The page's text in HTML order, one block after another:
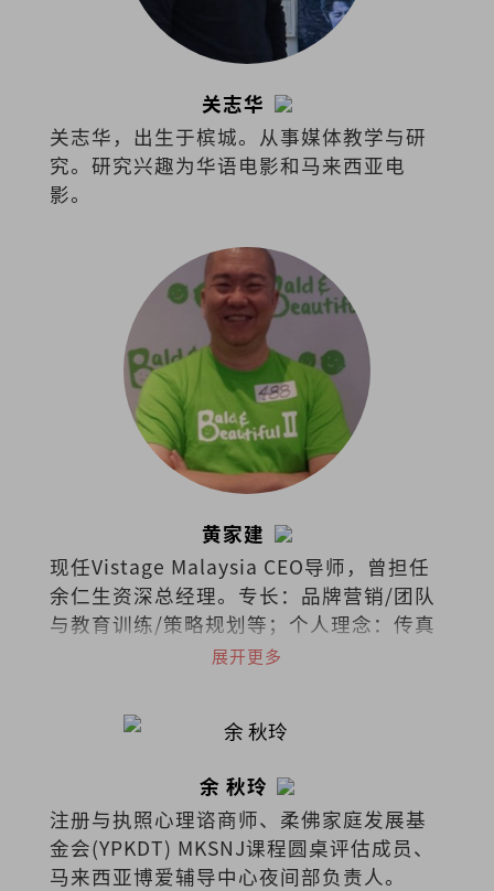
关志华
关志华，出生于槟城。从事媒体教学与研
究。研究兴趣为华语电影和马来西亚电
影。
黄家建
现任Vistage Malaysia CEO导师，曾担任
余仁生资深总经理。专长：品牌营销/团队
与教育训练/策略规划等；个人理念：传真
情、创智慧、成就人。
展开更多
余 秋玲
注册与执照心理谘商师、柔佛家庭发展基
金会(YPKDT) MKSNJ课程圆桌评估成员、
马来西亚博爱辅导中心夜间部负责人。